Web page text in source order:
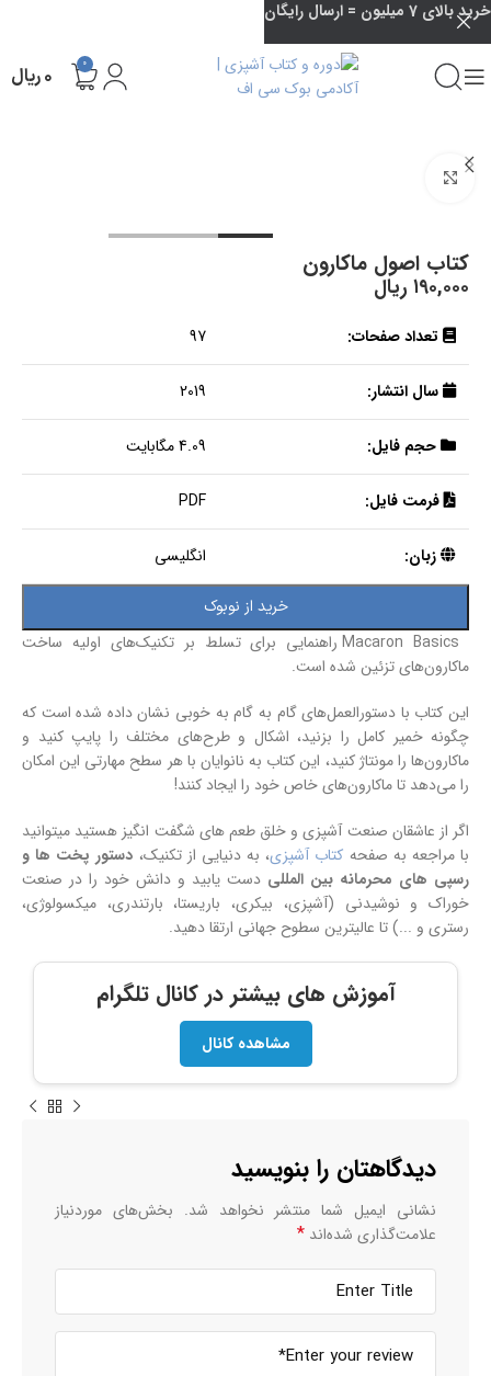
0 ۰ریال
کتاب اصول ماکارون
۱۹۰,۰۰۰ ریال
تعداد صفحات: 97
سال انتشار: 2019
حجم فایل: 4.09 مگابایت
فرمت فایل: PDF
زبان: انگلیسی
خرید از نوبوک
Macaron Basics راهنمایی برای تسلط بر تکنیک‌های اولیه ساخت
ماکارون‌های تزئین شده است.
این کتاب با دستورالعمل‌های گام به گام به خوبی نشان داده شده است که
چگونه خمیر کامل را بزنید، اشکال و طرح‌های مختلف را پایپ کنید و
ماکارون‌ها را مونتاژ کنید، این کتاب به نانوایان با هر سطح مهارتی این امکان
را می‌دهد تا ماکارون‌های خاص خود را ایجاد کنند!
اگر از عاشقان صنعت آشپزی و خلق طعم های شگفت انگیز هستید میتوانید
با مراجعه به صفحه کتاب آشپزی، به دنیایی از تکنیک، دستور پخت ها و
رسپی های محرمانه بین المللی دست یابید و دانش خود را در صنعت
خوراک و نوشیدنی (آشپزی، بیکری، باریستا، بارتندری، میکسولوژی،
رستری و ...) تا عالیترین سطوح جهانی ارتقا دهید.
آموزش های بیشتر در کانال تلگرام
مشاهده کانال
دیدگاهتان را بنویسید
نشانی ایمیل شما منتشر نخواهد شد. بخش‌های موردنیاز
علامت‌گذاری شده‌اند *
خرید بالای 7 میلیون = ارسال رایگان